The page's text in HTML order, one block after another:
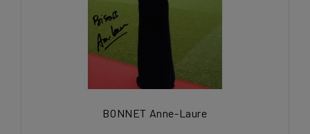
BONNET Anne-Laure